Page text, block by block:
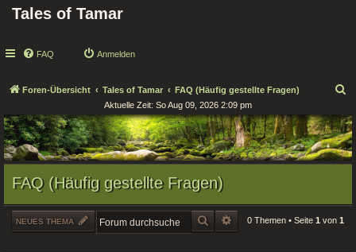
Tales of Tamar
FAQ Anmelden
Foren-Übersicht Tales of Tamar FAQ (Häufig gestellte Fragen)
c
h
e
Aktuelle Zeit: So Aug 09, 2026 2:09 pm
FAQ (Häufig gestellte Fragen)
NEUES THEMA SUCHE ERWEITERTE SUCHE
0 Themen • Seite 1 von 1